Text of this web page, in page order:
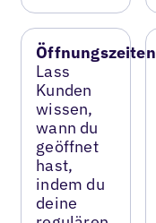
Öffnungszeiten
Lass
Kunden
wissen,
wann du
geöffnet
hast,
indem du
deine